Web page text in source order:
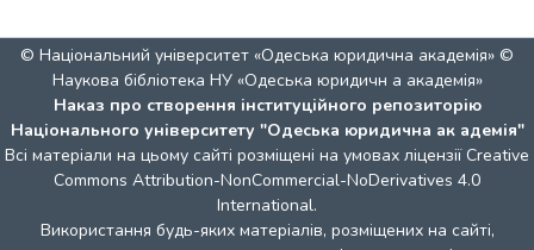
© Національний університет «Одеська юридична академія» ©
Наукова бібліотека НУ «Одеська юридичн а академія»
Наказ про створення інституційного репозиторію
Національного університету "Одеська юридична ак адемія"
Всі матеріали на цьому сайті розміщені на умовах ліцензії Creative
Commons Attribution-NonCommercial-NoDerivatives 4.0
International.
Використання будь-яких матеріалів, розміщених на сайті,